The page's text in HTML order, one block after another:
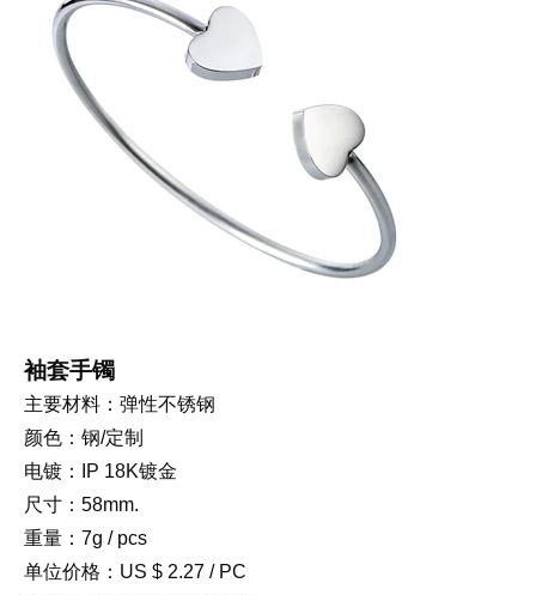
袖套手镯
主要材料：弹性不锈钢
颜色：钢/定制
电镀：IP 18K镀金
尺寸：58mm.
重量：7g / pcs
单位价格：US $ 2.27 / PC